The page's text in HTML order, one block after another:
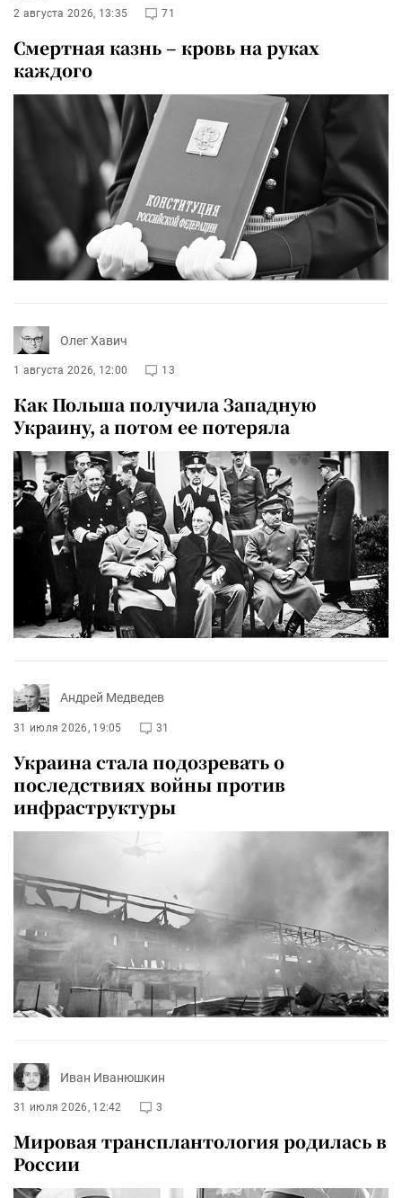
2 августа 2026, 13:35 71
Смертная казнь – кровь на руках
каждого
Олег Хавич
1 августа 2026, 12:00 13
Как Польша получила Западную
Украину, а потом ее потеряла
Андрей Медведев
31 июля 2026, 19:05 31
Украина стала подозревать о
последствиях войны против
инфраструктуры
Иван Иванюшкин
31 июля 2026, 12:42 3
Мировая трансплантология родилась в
России